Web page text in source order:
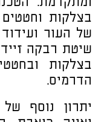
בצלקות
של העור
שיטת רבקה
בצלקות
הדרמיס.
יתרון נוסף